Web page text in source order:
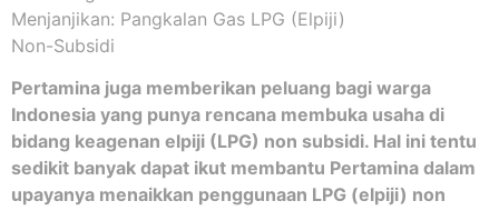
Pertamina juga memberikan peluang bagi warga
Indonesia yang punya rencana membuka usaha di
bidang keagenan elpiji (LPG) non subsidi. Hal ini tentu
sedikit banyak dapat ikut membantu Pertamina dalam
upayanya menaikkan penggunaan LPG (elpiji) non